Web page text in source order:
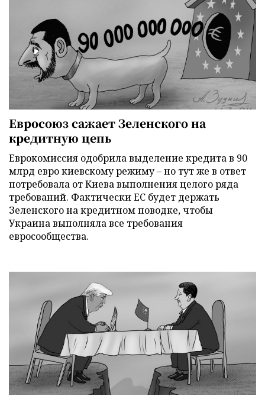
Евросоюз сажает Зеленского на
кредитную цепь
Еврокомиссия одобрила выделение кредита в 90
млрд евро киевскому режиму – но тут же в ответ
потребовала от Киева выполнения целого ряда
требований. Фактически ЕС будет держать
Зеленского на кредитном поводке, чтобы
Украина выполняла все требования
евросообщества.